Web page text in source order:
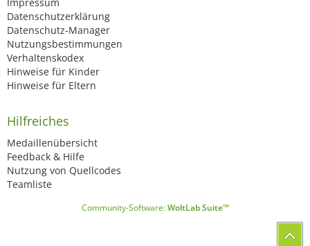
Datenschutzerklärung
Datenschutz-Manager
Nutzungsbestimmungen
Verhaltenskodex
Hinweise für Kinder
Hinweise für Eltern
Hilfreiches
Medaillenübersicht
Feedback & Hilfe
Nutzung von Quellcodes
Teamliste
Community-Software:WoltLab Suite™